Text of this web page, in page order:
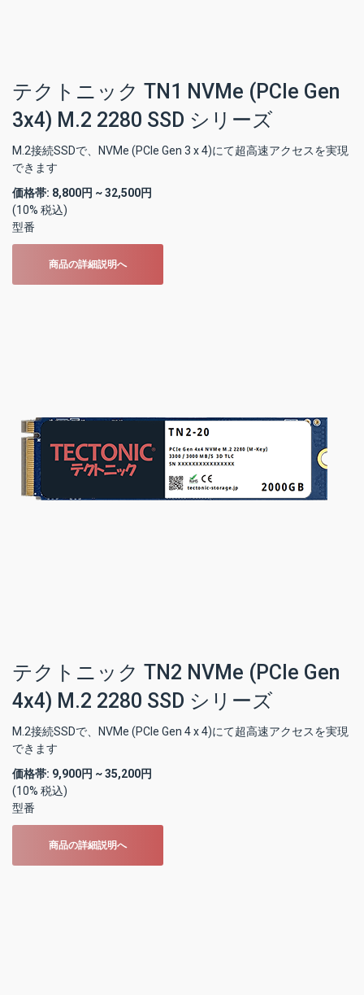
テクトニック TN1 NVMe (PCIe Gen
3x4) M.2 2280 SSD シリーズ
M.2接続SSDで、NVMe (PCIe Gen 3 x 4)にて超高速アクセスを実現
できます
価格帯: 8,800円 ~ 32,500円
(10% 税込)
型番
商品の詳細説明へ
テクトニック TN2 NVMe (PCIe Gen
4x4) M.2 2280 SSD シリーズ
M.2接続SSDで、NVMe (PCIe Gen 4 x 4)にて超高速アクセスを実現
できます
価格帯: 9,900円 ~ 35,200円
(10% 税込)
型番
商品の詳細説明へ